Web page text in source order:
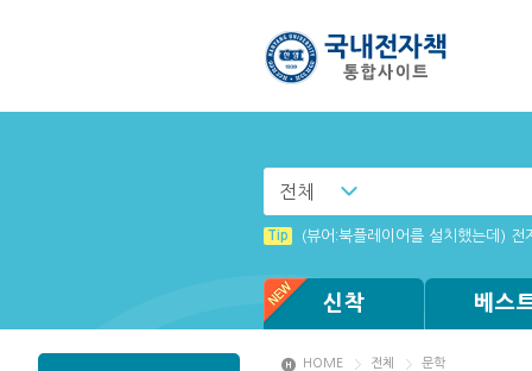
전체
Tip (뷰어:북플레이어를 설치했는데) 전
신착 베스
HOME 전체 문학